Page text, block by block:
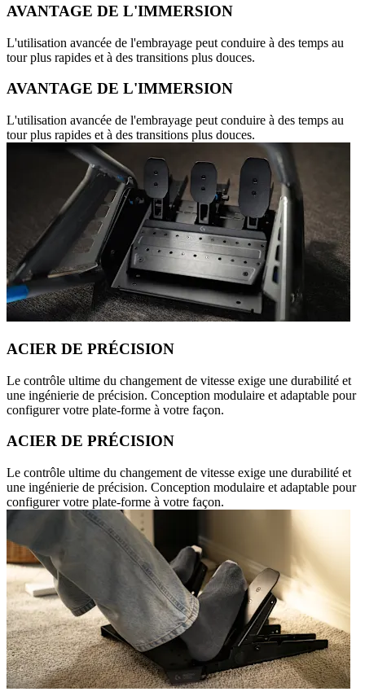
AVANTAGE DE L'IMMERSION
L'utilisation avancée de l'embrayage peut conduire à des temps au
tour plus rapides et à des transitions plus douces.
AVANTAGE DE L'IMMERSION
L'utilisation avancée de l'embrayage peut conduire à des temps au
tour plus rapides et à des transitions plus douces.
ACIER DE PRÉCISION
Le contrôle ultime du changement de vitesse exige une durabilité et
une ingénierie de précision. Conception modulaire et adaptable pour
configurer votre plate-forme à votre façon.
ACIER DE PRÉCISION
Le contrôle ultime du changement de vitesse exige une durabilité et
une ingénierie de précision. Conception modulaire et adaptable pour
configurer votre plate-forme à votre façon.